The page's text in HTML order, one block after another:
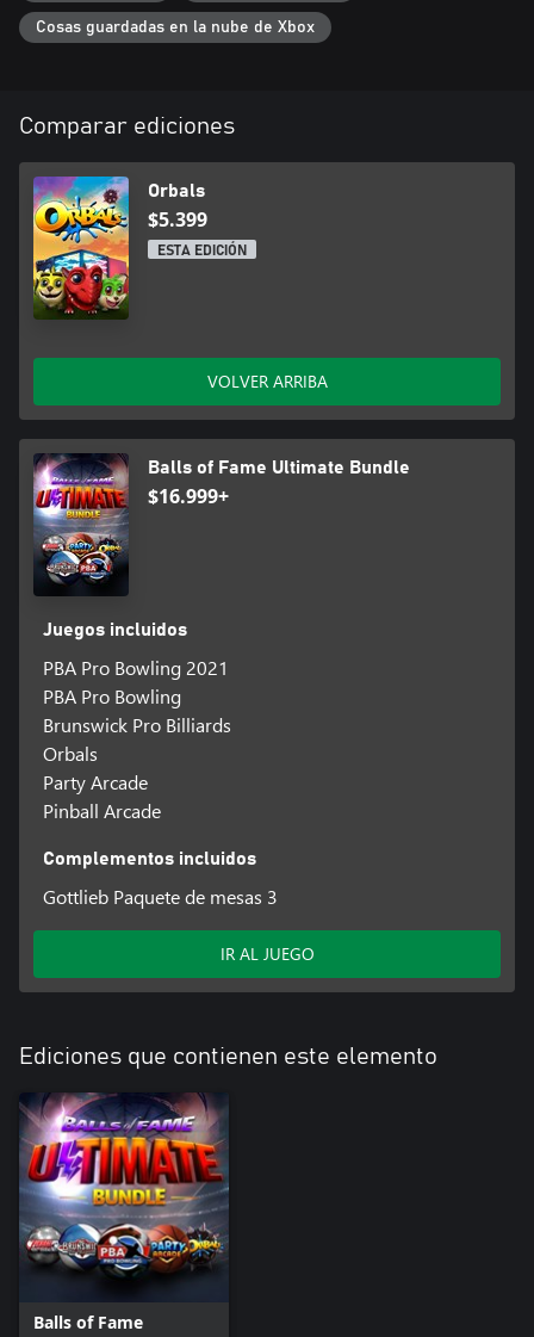
Cosas guardadas en la nube de Xbox
Comparar ediciones
Orbals
$5.399
ESTA EDICIÓN
VOLVER ARRIBA
Balls of Fame Ultimate Bundle
$16.999+
Juegos incluidos
PBA Pro Bowling 2021
PBA Pro Bowling
Brunswick Pro Billiards
Orbals
Party Arcade
Pinball Arcade
Complementos incluidos
Gottlieb Paquete de mesas 3
IR AL JUEGO
Ediciones que contienen este elemento
Balls of Fame